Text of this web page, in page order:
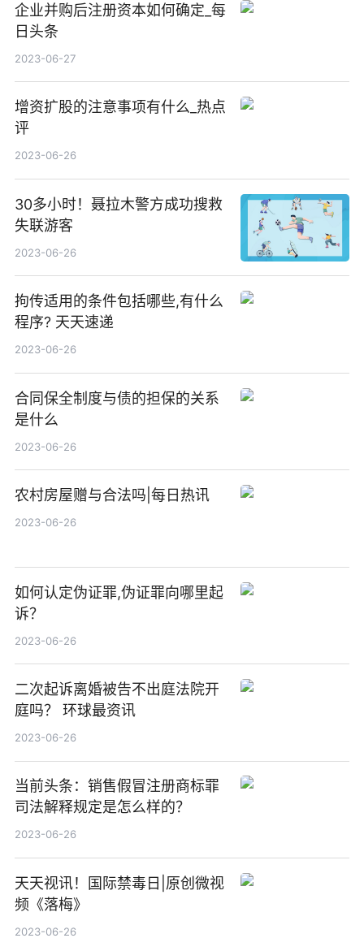
企业并购后注册资本如何确定_每
日头条
2023-06-27
增资扩股的注意事项有什么_热点
评
2023-06-26
30多小时！聂拉木警方成功搜救
失联游客
2023-06-26
拘传适用的条件包括哪些,有什么
程序? 天天速递
2023-06-26
合同保全制度与债的担保的关系
是什么
2023-06-26
农村房屋赠与合法吗|每日热讯
2023-06-26
如何认定伪证罪,伪证罪向哪里起
诉？
2023-06-26
二次起诉离婚被告不出庭法院开
庭吗？ 环球最资讯
2023-06-26
当前头条：销售假冒注册商标罪
司法解释规定是怎么样的？
2023-06-26
天天视讯！国际禁毒日|原创微视
频《落梅》
2023-06-26